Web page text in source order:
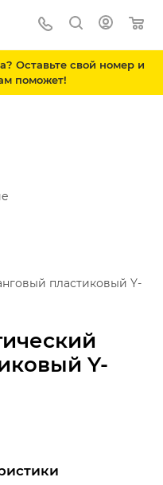
Оставьте свой номер и
поможет!
Y-
пластиковый Y-